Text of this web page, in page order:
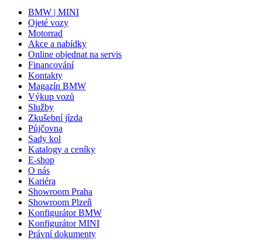
BMW | MINI
Ojeté vozy
Motorrad
Akce a nabídky
Online objednat na servis
Financování
Kontakty
Magazín BMW
Výkup vozů
Služby
Zkušební jízda
Půjčovna
Sady kol
Katalogy a ceníky
E-shop
O nás
Kariéra
Showroom Praha
Showroom Plzeň
Konfigurátor BMW
Konfigurátor MINI
Právní dokumenty